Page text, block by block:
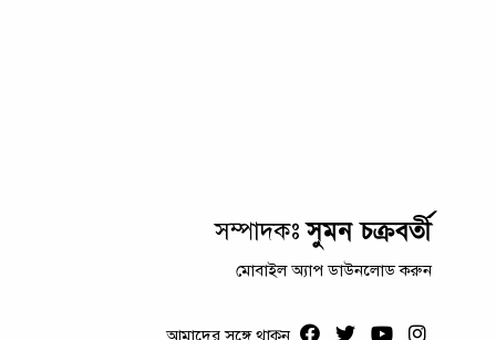
সম্পাদকঃসুমন চক্রবর্তী
মোবাইল অ্যাপ ডাউনলোড করুন